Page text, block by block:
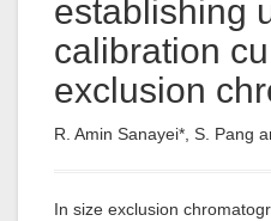
establishing
calibration
exclusion
R. Amin Sanayei*, S. Pang
In size exclusion